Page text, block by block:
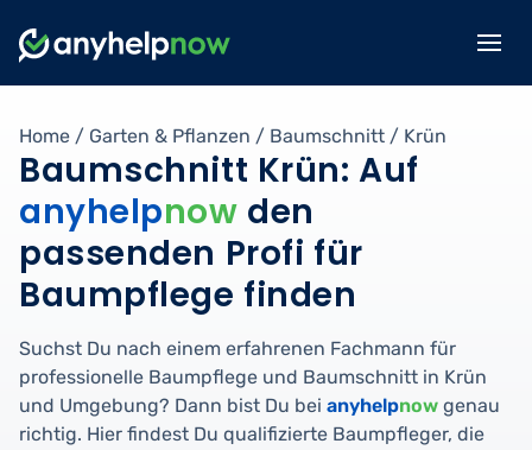
Home / Garten & Pflanzen / Baumschnitt / Krün
Baumschnitt Krün: Auf
anyhelpnow den
passenden Profi für
Baumpflege finden
Suchst Du nach einem erfahrenen Fachmann für
professionelle Baumpflege und Baumschnitt in Krün
und Umgebung? Dann bist Du bei anyhelpnow genau
richtig. Hier findest Du qualifizierte Baumpfleger, die